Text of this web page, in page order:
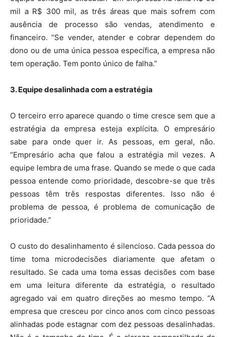
mil a R$ 300 mil, as três áreas que mais sofrem com
ausência de processo são vendas, atendimento e
financeiro. “Se vender, atender e cobrar dependem do
dono ou de uma única pessoa específica, a empresa não
tem operação. Tem ponto único de falha.”
3. Equipe desalinhada com a estratégia
O terceiro erro aparece quando o time cresce sem que a
estratégia da empresa esteja explícita. O empresário
sabe para onde quer ir. As pessoas, em geral, não.
“Empresário acha que falou a estratégia mil vezes. A
equipe lembra de uma frase. Quando se mede o que cada
pessoa entende como prioridade, descobre-se que três
pessoas têm três respostas diferentes. Isso não é
problema de pessoa, é problema de comunicação de
prioridade.”
O custo do desalinhamento é silencioso. Cada pessoa do
time toma microdecisões diariamente que afetam o
resultado. Se cada uma toma essas decisões com base
em uma leitura diferente da estratégia, o resultado
agregado vai em quatro direções ao mesmo tempo. “A
empresa que cresceu por cinco anos com cinco pessoas
alinhadas pode estagnar com dez pessoas desalinhadas.